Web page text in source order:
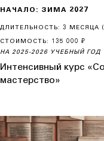
НАЧАЛО: ЗИМА 2027
ДЛИТЕЛЬНОСТЬ: 3 МЕСЯЦА
СТОИМОСТЬ: 135 000 ₽
НА 2025-2026 УЧЕБНЫЙ ГОД
Интенсивный курс
мастерство»